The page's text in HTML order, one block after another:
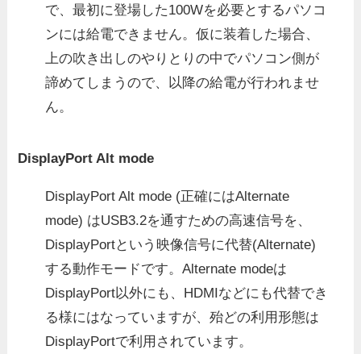
で、最初に登場した100Wを必要とするパソコ
ンには給電できません。仮に装着した場合、
上の吹き出しのやりとりの中でパソコン側が
諦めてしまうので、以降の給電が行われませ
ん。
DisplayPort Alt mode
DisplayPort Alt mode (正確にはAlternate
mode) はUSB3.2を通すための高速信号を、
DisplayPortという映像信号に代替(Alternate)
する動作モードです。Alternate modeは
DisplayPort以外にも、HDMIなどにも代替でき
る様にはなっていますが、殆どの利用形態は
DisplayPortで利用されています。